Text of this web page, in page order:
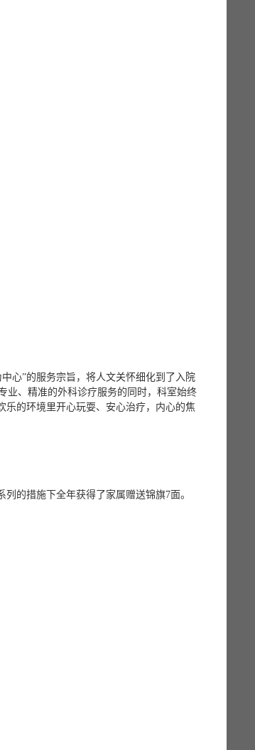
心”的服务宗旨，将人文关怀细化到了入院
业、精准的外科诊疗服务的同时，科室始终
乐的环境里开心玩耍、安心治疗，内心的焦
的措施下全年获得了家属赠送锦旗7面。